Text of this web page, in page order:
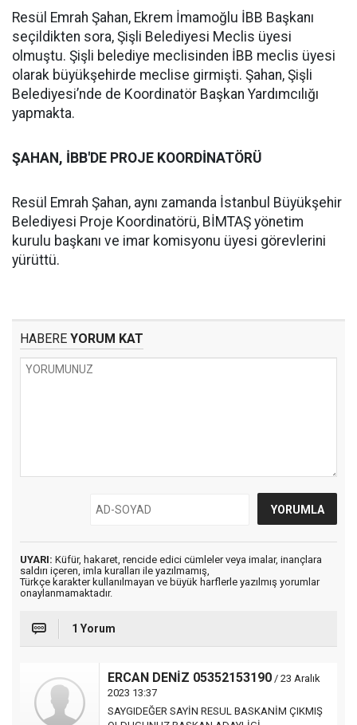
Resül Emrah Şahan, Ekrem İmamoğlu İBB Başkanı
seçildikten sora, Şişli Belediyesi Meclis üyesi
olmuştu. Şişli belediye meclisinden İBB meclis üyesi
olarak büyükşehirde meclise girmişti. Şahan, Şişli
Belediyesi’nde de Koordinatör Başkan Yardımcılığı
yapmakta.
ŞAHAN, İBB'DE PROJE KOORDİNATÖRÜ
Resül Emrah Şahan, aynı zamanda İstanbul Büyükşehir
Belediyesi Proje Koordinatörü, BİMTAŞ yönetim
kurulu başkanı ve imar komisyonu üyesi görevlerini
yürüttü.
HABERE YORUM KAT
UYARI: Küfür, hakaret, rencide edici cümleler veya imalar, inançlara
saldırı içeren, imla kuralları ile yazılmamış,
Türkçe karakter kullanılmayan ve büyük harflerle yazılmış yorumlar
onaylanmamaktadır.
1 Yorum
ERCAN DENİZ 05352153190 / 23 Aralık
2023 13:37
SAYGIDEĞER SAYİN RESUL BASKANİM ÇIKMIŞ